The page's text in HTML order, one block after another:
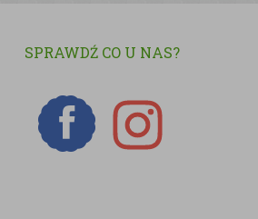
SPRAWDŹ CO U NAS?